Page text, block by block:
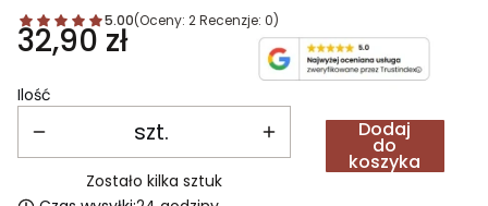
5.00(Oceny: 2 Recenzje: 0)
Cena
32,90 zł
Ilość
szt.
Zostało kilka sztuk
Dodaj
do
koszyka